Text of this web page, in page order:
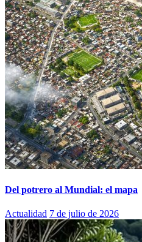
Del potrero al Mundial: el mapa
Actualidad 7 de julio de 2026